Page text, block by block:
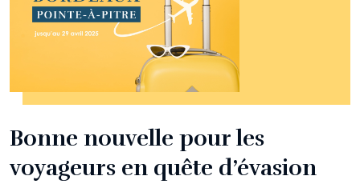
Bonne nouvelle pour les
voyageurs en quête d’évasion